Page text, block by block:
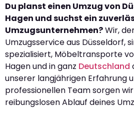
Du planst einen Umzug von
Hagen und suchst ein
Umzugsunternehmen?Wir,
Umzugsservice aus Düsseldorf,
spezialisiert, Möbeltransporte
Hagen und in ganz Deutschland
unserer langjährigen Erfahrung
professionellen Team sorgen
reibungslosen Ablauf deines